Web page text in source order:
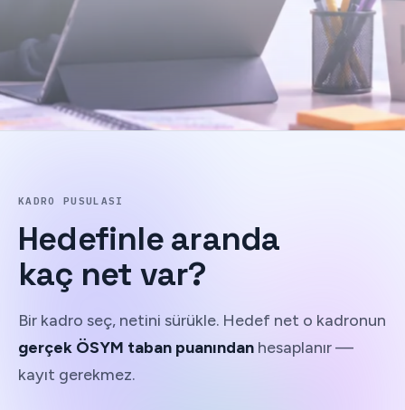
KADRO PUSULASI
Hedefinlearanda
kaç net var?
Bir kadro seç, netini sürükle. Hedef net o kadronun
gerçek ÖSYM taban puanından hesaplanır —
kayıt gerekmez.